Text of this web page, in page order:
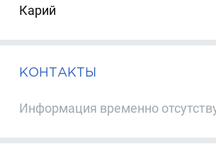
Карий
КОНТАКТЫ
Информация временно